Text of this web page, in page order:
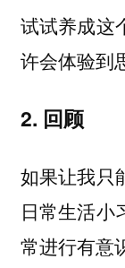
试试养成这
许会体验到
2. 回顾
如果让我只
日常生活小
常进行有意